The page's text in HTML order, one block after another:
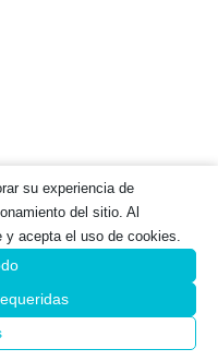
su experiencia de
del sitio. Al
y acepta el uso de cookies.